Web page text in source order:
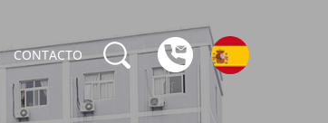
CONTACTO